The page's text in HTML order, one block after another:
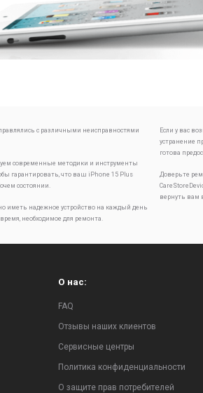
с различными неисправностями
современные методики и инструменты
гарантировать, что ваш iPhone 15 Plus
состоянии.
иметь надежное устройство на каждый день
необходимое для ремонта.
Если у вас
устранение
готова
Доверьте
вернуть вам
О нас:
FAQ
Отзывы наших клиентов
Сервисные центры
Политика конфиденциальности
О защите прав потребителей